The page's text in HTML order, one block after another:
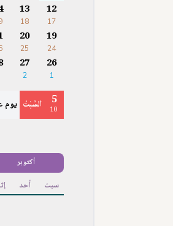
12
17
13
18
19
24
20
25
26
1
27
2
5
10 السَّبْتُ يوم
أكتوبر
سبت أحد